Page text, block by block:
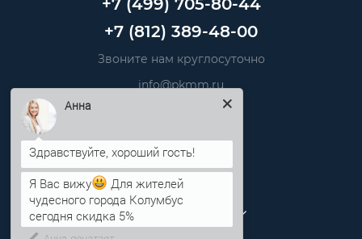
+7 (812) 389-48-00
Звоните нам круглосуточно
info@pkmm.ru
Информация
Категории
Личный кабинет
Здравствуйте, хороший гость!
Я Вас вижу
Для жителей
чудесного города Колумбус
сегодня скидка 5%